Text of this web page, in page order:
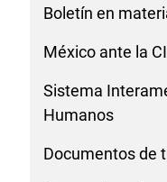
Boletín en
México ante la
Sistema
Humanos
Documentos de